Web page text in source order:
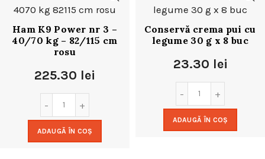
Ham K9 Power nr 3 –
40/70 kg – 82/115 cm
rosu
225.30 lei
ADAUGĂ ÎN COȘ
Conservă crema pui cu
legume 30 g x 8 buc
23.30 lei
ADAUGĂ ÎN COȘ